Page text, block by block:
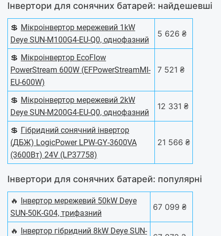
Інвертори для сонячних батарей: найдешевші
💲 Мікроінвертор мережевий 1kW
Deye SUN-M100G4-EU-Q0, однофазний
5 626 ₴
💲 Мікроінвертор EcoFlow
PowerStream 600W (EFPowerStreamMI-
EU-600W)
7 521 ₴
💲 Мікроінвертор мережевий 2kW
Deye SUN-M200G4-EU-Q0, однофазний
12 331 ₴
💲 Гібридний сонячний інвертор
(ДБЖ) LogicPower LPW-GY-3600VA
(3600Вт) 24V (LP37758)
21 566 ₴
Інвертори для сонячних батарей: популярні
🔥 Інвертор мережевий 50kW Deye
SUN-50K-G04, трифазний
67 099 ₴
🔥 Інвертор гібридний 8kW Deye SUN-